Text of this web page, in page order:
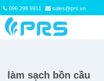
096 298 9911 sales@prs.vn
làm sạch bồn cầu